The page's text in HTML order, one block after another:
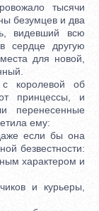
тысячи
безумцев и два
видевший всю
сердце другую
для новой,
об
принцессы, и
перенесенные
ему:
если бы она
безвестности:
характером и
и курьеры,